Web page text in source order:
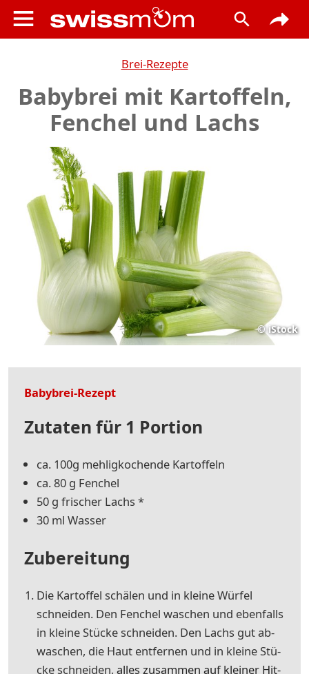
Brei-Rezepte
Babybrei mit Kartoffeln,
Fenchel und Lachs
© iStock
Babybrei-Rezept
Zutaten für 1 Portion
ca. 100g mehligkochende Kartoffeln
ca. 80 g Fen­chel
50 g fri­scher Lachs *
30 ml Was­ser
Zubereitung
Die Kar­tof­fel schä­len und in klei­ne Wür­fel
schnei­den. Den Fen­chel wa­schen und eben­falls
in klei­ne Stü­cke schnei­den. Den Lachs gut ab­
wa­schen, die Haut ent­fer­nen und in klei­ne Stü­
cke schnei­den, al­les zu­sam­men auf klei­ner Hit­